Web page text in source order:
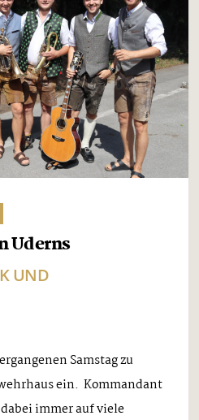
Uderns
UND
Samstag zu
ein. Kommandant
immer auf viele